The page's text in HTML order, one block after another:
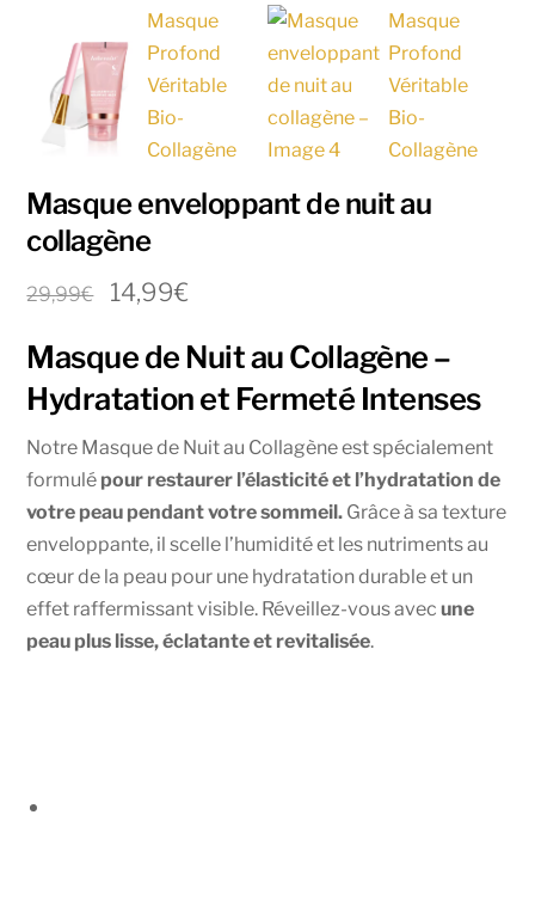
Masque enveloppant de nuit au
collagène
29,99€
Le
initial
était :
29,99€.
14,99€Le
actuel
est :
14,99€.
Masque de Nuit au Collagène –
Hydratation et Fermeté Intenses
Notre Masque de Nuit au Collagène est spécialement
formulé pour restaurer l’élasticité et l’hydratation de
votre peau pendant votre sommeil. Grâce à sa texture
enveloppante, il scelle l’humidité et les nutriments au
cœur de la peau pour une hydratation durable et un
effet raffermissant visible. Réveillez-vous avecune
peau plus lisse, éclatante et revitalisée.